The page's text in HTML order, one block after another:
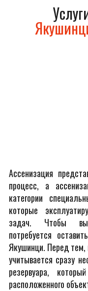
Ассенизация
процесс, а
категории
которые
задач. Чтобы
потребуется
Якушинци. Перед тем,
учитывается сразу
резервуара,
расположенного